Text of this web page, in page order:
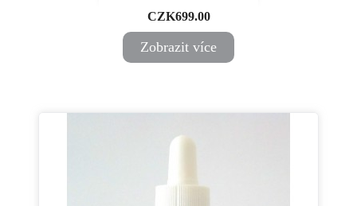
Price
CZK699.00
Zobrazit více